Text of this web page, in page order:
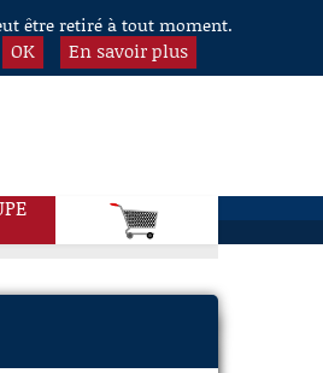
être retiré à tout moment.
OK En savoir plus